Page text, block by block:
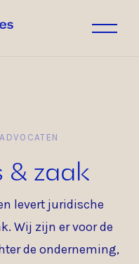
& zaak
levert juridische
Wij zijn er voor de
de onderneming,